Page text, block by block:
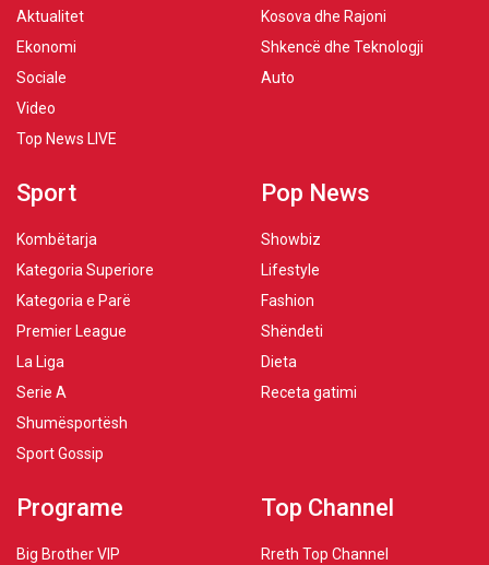
Aktualitet
Ekonomi
Sociale
Video
Top News LIVE
Kosova dhe Rajoni
Shkencë dhe Teknologji
Auto
Sport
Kombëtarja
Kategoria Superiore
Kategoria e Parë
Premier League
La Liga
Serie A
Shumësportësh
Sport Gossip
Pop News
Showbiz
Lifestyle
Fashion
Shëndeti
Dieta
Receta gatimi
Programe
Big Brother VIP
Top Channel
Rreth Top Channel